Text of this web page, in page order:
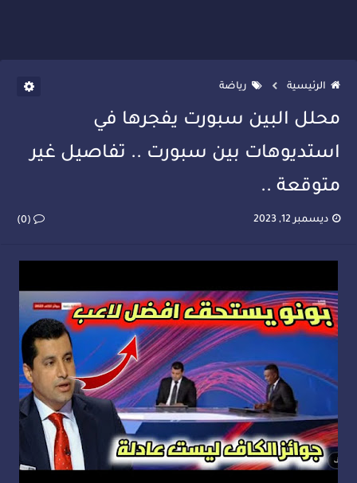
الرئيسية رياضة
محلل البين سبورت يفجرها في
استديوهات بين سبورت .. تفاصيل غير
متوقعة ..
ديسمبر 12, 2023 (0)